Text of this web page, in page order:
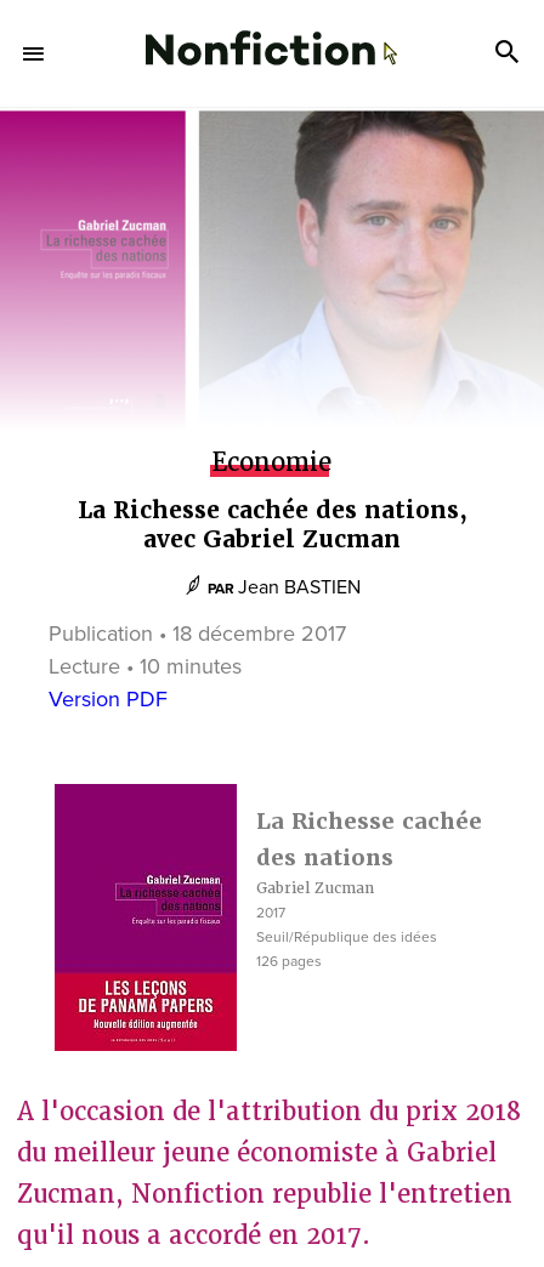
Economie
La Richesse cachée des nations,
avec Gabriel Zucman
PAR Jean BASTIEN
Publication • 18 décembre 2017
Lecture • 10 minutes
Version PDF
La Richesse cachée
des nations
Gabriel Zucman
2017
Seuil/République des idées
126 pages
A l'occasion de l'attribution du prix 2018
du meilleur jeune économiste à Gabriel
Zucman, Nonfiction republie l'entretien
qu'il nous a accordé en 2017.